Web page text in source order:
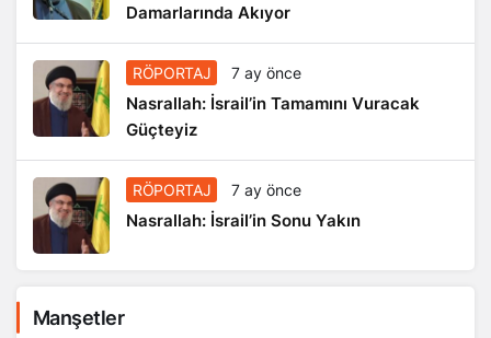
Damarlarında Akıyor
RÖPORTAJ 7 ay önce
Nasrallah: İsrail’in Tamamını Vuracak
Güçteyiz
RÖPORTAJ 7 ay önce
Nasrallah: İsrail’in Sonu Yakın
Manşetler